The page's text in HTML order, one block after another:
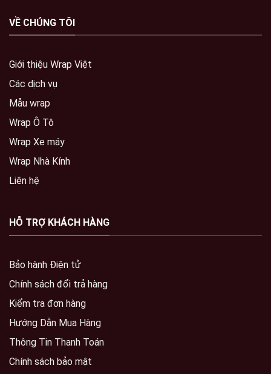
VỀ CHÚNG TÔI
Giới thiệu Wrap Việt
Các dịch vụ
Mẫu wrap
Wrap Ô Tô
Wrap Xe máy
Wrap Nhà Kính
Liên hệ
HỖ TRỢ KHÁCH HÀNG
Bảo hành Điện tử
Chính sách đổi trả hàng
Kiểm tra đơn hàng
Hướng Dẫn Mua Hàng
Thông Tin Thanh Toán
Chính sách bảo mật